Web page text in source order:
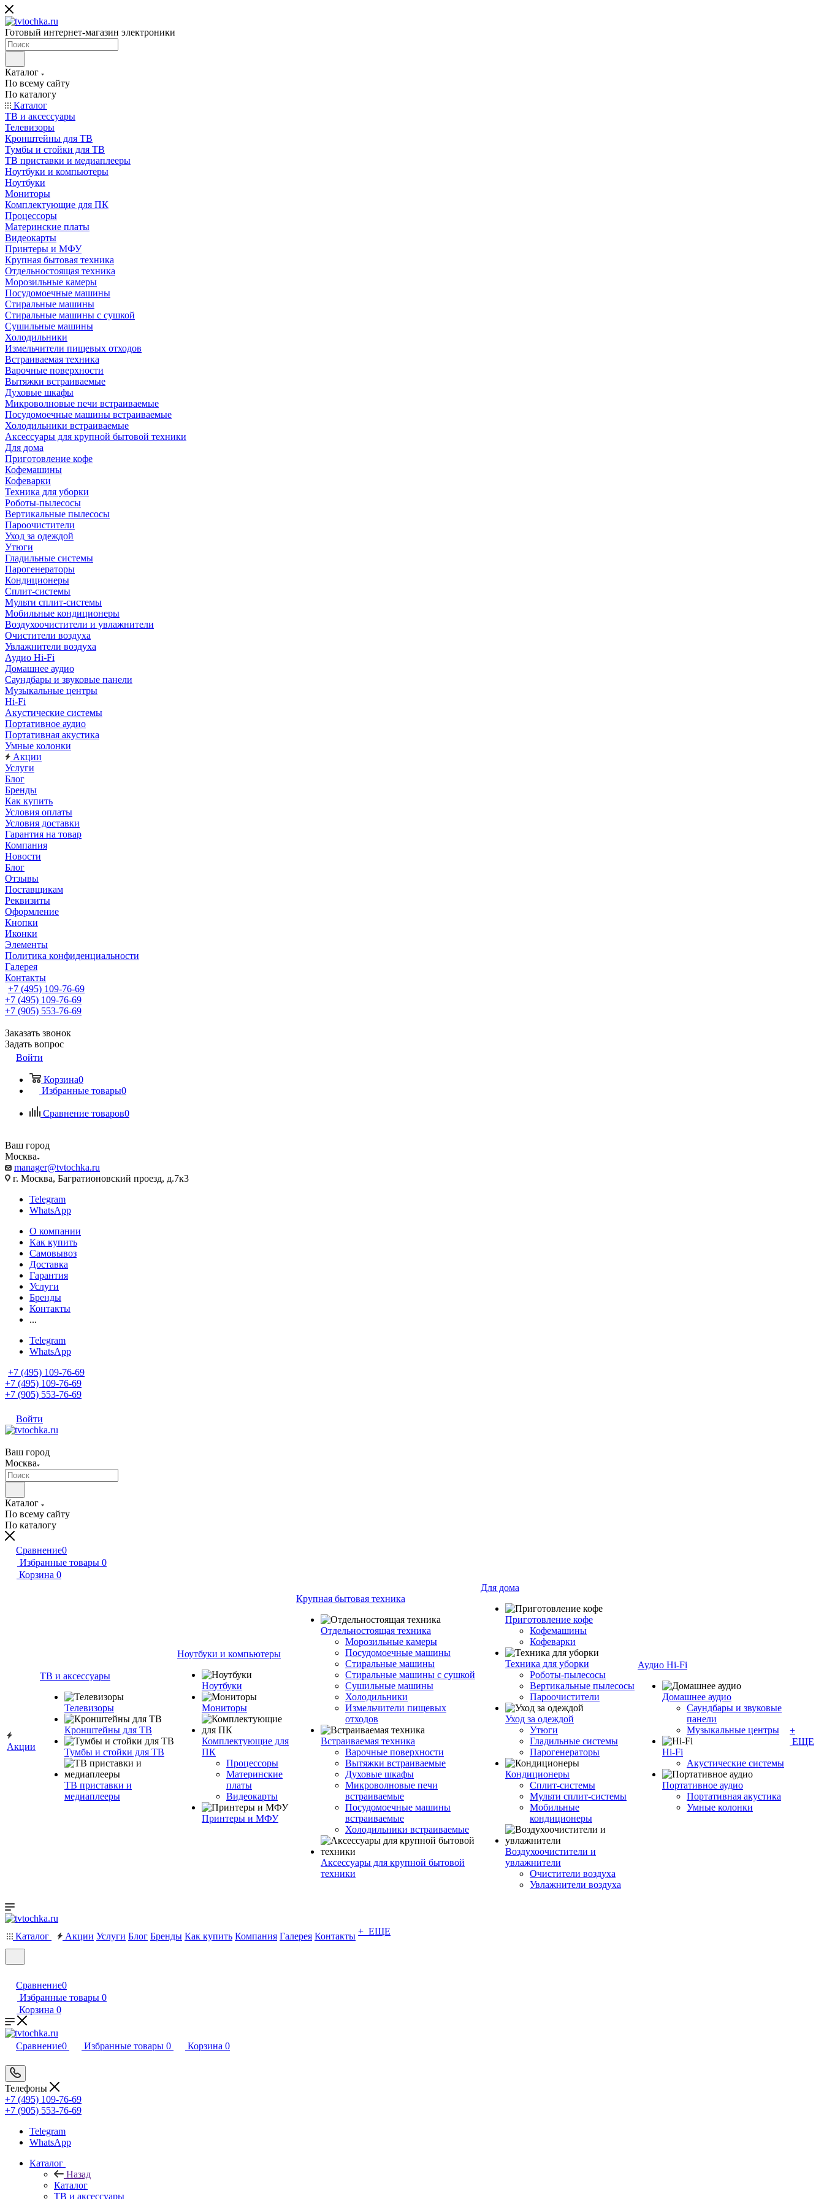
Готовый интернет-магазин электроники
Каталог
По всему сайту
По каталогу
Каталог
ТВ и аксессуары
Телевизоры
Кронштейны для ТВ
Тумбы и стойки для ТВ
ТВ приставки и медиаплееры
Ноутбуки и компьютеры
Ноутбуки
Мониторы
Комплектующие для ПК
Процессоры
Материнские платы
Видеокарты
Принтеры и МФУ
Крупная бытовая техника
Отдельностоящая техника
Морозильные камеры
Посудомоечные машины
Стиральные машины
Стиральные машины с сушкой
Сушильные машины
Холодильники
Измельчители пищевых отходов
Встраиваемая техника
Варочные поверхности
Вытяжки встраиваемые
Духовые шкафы
Микроволновые печи встраиваемые
Посудомоечные машины встраиваемые
Холодильники встраиваемые
Аксессуары для крупной бытовой техники
Для дома
Приготовление кофе
Кофемашины
Кофеварки
Техника для уборки
Роботы-пылесосы
Вертикальные пылесосы
Пароочистители
Уход за одеждой
Утюги
Гладильные системы
Парогенераторы
Кондиционеры
Сплит-системы
Мульти сплит-системы
Мобильные кондиционеры
Воздухоочистители и увлажнители
Очистители воздуха
Увлажнители воздуха
Аудио Hi-Fi
Домашнее аудио
Саундбары и звуковые панели
Музыкальные центры
Hi-Fi
Акустические системы
Портативное аудио
Портативная акустика
Умные колонки
Акции
Услуги
Блог
Бренды
Как купить
Условия оплаты
Условия доставки
Гарантия на товар
Компания
Новости
Блог
Отзывы
Поставщикам
Реквизиты
Оформление
Кнопки
Иконки
Элементы
Политика конфиденциальности
Галерея
Контакты
+7 (495) 109-76-69
+7 (495) 109-76-69
+7 (905) 553-76-69
Заказать звонок
Задать вопрос
Войти
Корзина0
Избранные товары0
Сравнение товаров0
Ваш город
Москва
manager@tvtochka.ru
г. Москва, Багратионовский проезд, д.7к3
Telegram
WhatsApp
О компании
Как купить
Самовывоз
Доставка
Гарантия
Услуги
Бренды
Контакты
...
Telegram
WhatsApp
+7 (495) 109-76-69
+7 (495) 109-76-69
+7 (905) 553-76-69
Войти
Ваш город
Москва
Каталог
По всему сайту
По каталогу
Сравнение0
Избранные товары 0
Корзина 0
Акции
ТВ и аксессуары
Телевизоры
Кронштейны для ТВ
Тумбы и стойки для ТВ
ТВ приставки и
медиаплееры
Ноутбуки и компьютеры
Ноутбуки
Мониторы
Комплектующие для
ПК
Процессоры
Материнские
платы
Видеокарты
Принтеры и МФУ
Крупная бытовая техника
Отдельностоящая техника
Морозильные камеры
Посудомоечные машины
Стиральные машины
Стиральные машины с сушкой
Сушильные машины
Холодильники
Измельчители пищевых
отходов
Встраиваемая техника
Варочные поверхности
Вытяжки встраиваемые
Духовые шкафы
Микроволновые печи
встраиваемые
Посудомоечные машины
встраиваемые
Холодильники встраиваемые
Аксессуары для крупной бытовой
техники
Для дома
Приготовление кофе
Кофемашины
Кофеварки
Техника для уборки
Роботы-пылесосы
Вертикальные пылесосы
Пароочистители
Уход за одеждой
Утюги
Гладильные системы
Парогенераторы
Кондиционеры
Сплит-системы
Мульти сплит-системы
Мобильные
кондиционеры
Воздухоочистители и
увлажнители
Очистители воздуха
Увлажнители воздуха
Аудио Hi-Fi
Домашнее аудио
Саундбары и звуковые
панели
Музыкальные центры
Hi-Fi
Акустические системы
Портативное аудио
Портативная акустика
Умные колонки
+
ЕЩЕ
Каталог Акции Услуги Блог Бренды Как купить Компания Галерея Контакты + ЕЩЕ
Сравнение0
Избранные товары 0
Корзина 0
Сравнение0 Избранные товары 0 Корзина 0
Телефоны
+7 (495) 109-76-69
+7 (905) 553-76-69
Telegram
WhatsApp
Каталог
Назад
Каталог
ТВ и аксессуары